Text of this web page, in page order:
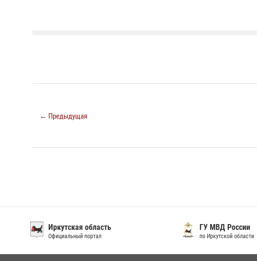
← Предыдущая
Иркутская область
Официальный портал
ГУ МВД России
по Иркутской области